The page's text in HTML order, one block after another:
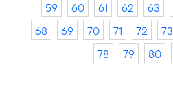
59
60 61 62 63
68
69 70 71 72 73
78
79 80